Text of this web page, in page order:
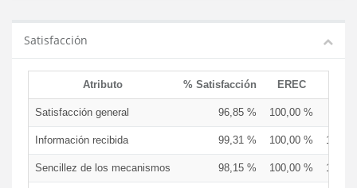
Satisfacción
Atributo % Satisfacción EREC
Satisfacción general 96,85 % 100,00 %
Información recibida 99,31 % 100,00 %
Sencillez de los mecanismos 98,15 % 100,00 %